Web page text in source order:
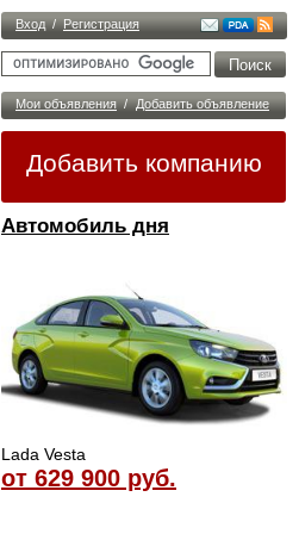
Вход / Регистрация
Мои объявления / Добавить объявление
Добавить компанию
Автомобиль дня
Lada Vesta
от 629 900 руб.